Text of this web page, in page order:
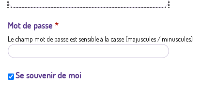
a
t
i
Mot de passe *
Le champ mot de passe est sensible à la casse (majuscules / minuscules)
Se souvenir de moi